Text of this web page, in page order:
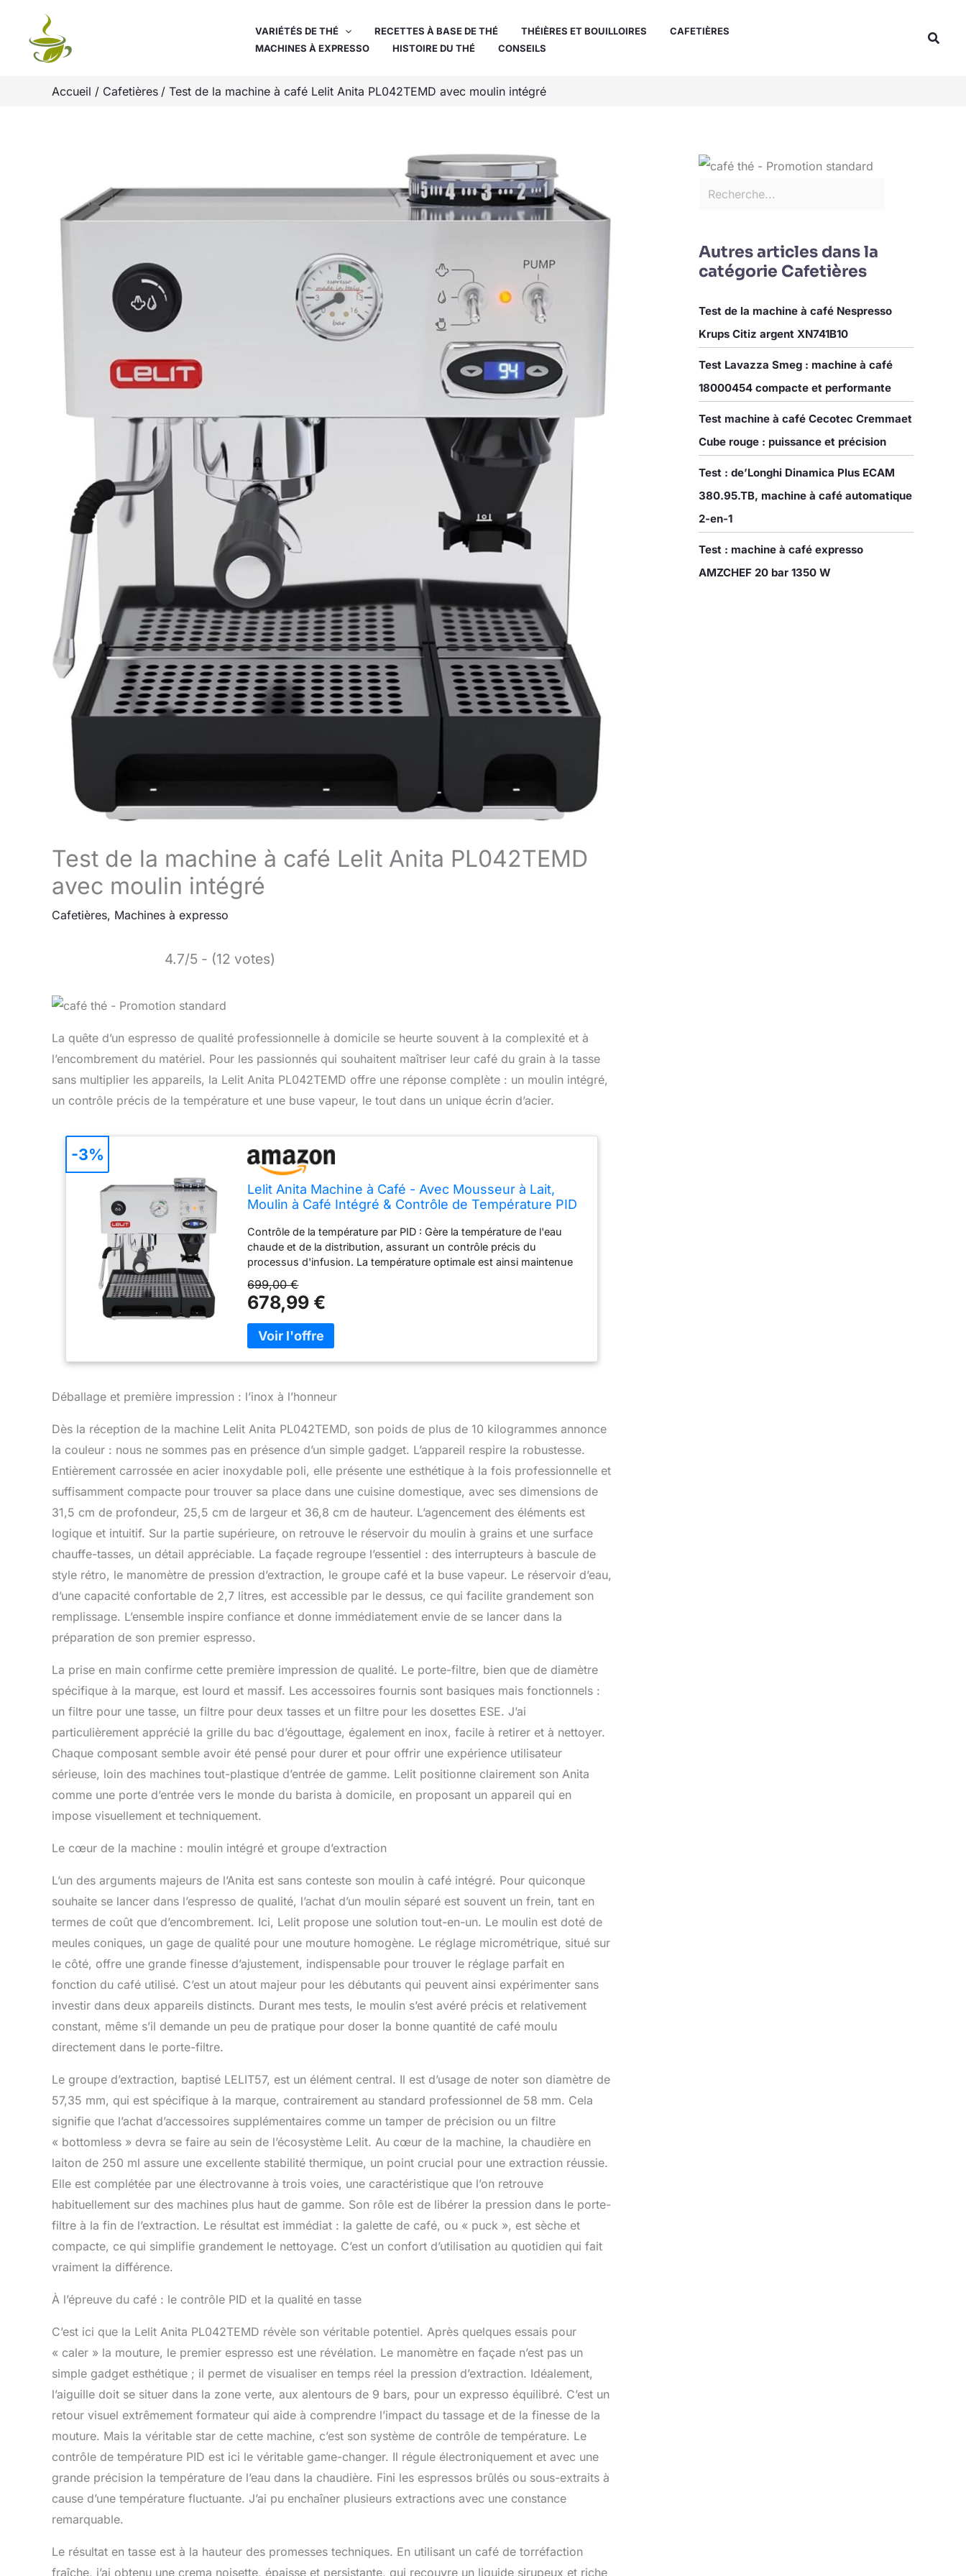
contenu
VARIÉTÉS DE THÉ RECETTES À BASE DE THÉ THÉIÈRES ET BOUILLOIRES
CAFETIÈRES
MACHINES À EXPRESSO
HISTOIRE DU THÉ CONSEILS
Accueil Cafetières Test de la machine à café Lelit Anita PL042TEMD avec moulin intégré
Test de la machine à café Lelit Anita PL042TEMD
avec moulin intégré
Cafetières, Machines à expresso
4.7/5 - (12 votes)
La quête d’un espresso de qualité professionnelle à domicile se heurte souvent à la complexité et à
l’encombrement du matériel. Pour les passionnés qui souhaitent maîtriser leur café du grain à la tasse
sans multiplier les appareils, la Lelit Anita PL042TEMD offre une réponse complète : un moulin intégré,
un contrôle précis de la température et une buse vapeur, le tout dans un unique écrin d’acier.
Lelit Anita Machine à Café - Avec Mousseur à Lait,
Moulin à Café Intégré & Contrôle de Température PID
Contrôle de la température par PID : Gère la température de l'eau
chaude et de la distribution, assurant un contrôle précis du
processus d'infusion. La température optimale est ainsi maintenue
d'un groupe d'infusion LELIT57, cette machine garantit un espresso
et une mousse de lait optimaux pour le cappuccino, le latte
macchiato et le moka, ainsi que de l'eau chaude pour l'americano et
le thé Mousseur à Lait : Équipé d'une buse vapeur multidirectionnelle
pour une mousse de lait parfaite dans les cappuccinos, les lattes et
les mokas, et fournit de l'eau chaude pour les Americanos, les thés
dotée d'un corps en acier inoxydable durable conçu pour une
permettant de vérifier facilement le niveau d'eau L'excellence
italienne : Fièrement fabriquées en Italie, toutes les machines à café
LELIT incarnent l'essence de l'artisanat italien, avec une technologie
avancée et des composants professionnels pour une véritable
expérience barista
699,00 €
678,99 €
-3%
Déballage et première impression : l’inox à l’honneur
Dès la réception de la machine Lelit Anita PL042TEMD, son poids de plus de 10 kilogrammes annonce
la couleur : nous ne sommes pas en présence d’un simple gadget. L’appareil respire la robustesse.
Entièrement carrossée en acier inoxydable poli, elle présente une esthétique à la fois professionnelle et
suffisamment compacte pour trouver sa place dans une cuisine domestique, avec ses dimensions de
31,5 cm de profondeur, 25,5 cm de largeur et 36,8 cm de hauteur. L’agencement des éléments est
logique et intuitif. Sur la partie supérieure, on retrouve le réservoir du moulin à grains et une surface
chauffe-tasses, un détail appréciable. La façade regroupe l’essentiel : des interrupteurs à bascule de
style rétro, le manomètre de pression d’extraction, le groupe café et la buse vapeur. Le réservoir d’eau,
d’une capacité confortable de 2,7 litres, est accessible par le dessus, ce qui facilite grandement son
remplissage. L’ensemble inspire confiance et donne immédiatement envie de se lancer dans la
préparation de son premier espresso.
La prise en main confirme cette première impression de qualité. Le porte-filtre, bien que de diamètre
spécifique à la marque, est lourd et massif. Les accessoires fournis sont basiques mais fonctionnels :
un filtre pour une tasse, un filtre pour deux tasses et un filtre pour les dosettes ESE. J’ai
particulièrement apprécié la grille du bac d’égouttage, également en inox, facile à retirer et à nettoyer.
Chaque composant semble avoir été pensé pour durer et pour offrir une expérience utilisateur
sérieuse, loin des machines tout-plastique d’entrée de gamme. Lelit positionne clairement son Anita
comme une porte d’entrée vers le monde du barista à domicile, en proposant un appareil qui en
impose visuellement et techniquement.
Le cœur de la machine : moulin intégré et groupe d’extraction
L’un des arguments majeurs de l’Anita est sans conteste son moulin à café intégré. Pour quiconque
souhaite se lancer dans l’espresso de qualité, l’achat d’un moulin séparé est souvent un frein, tant en
termes de coût que d’encombrement. Ici, Lelit propose une solution tout-en-un. Le moulin est doté de
meules coniques, un gage de qualité pour une mouture homogène. Le réglage micrométrique, situé sur
le côté, offre une grande finesse d’ajustement, indispensable pour trouver le réglage parfait en
fonction du café utilisé. C’est un atout majeur pour les débutants qui peuvent ainsi expérimenter sans
investir dans deux appareils distincts. Durant mes tests, le moulin s’est avéré précis et relativement
constant, même s’il demande un peu de pratique pour doser la bonne quantité de café moulu
directement dans le porte-filtre.
Le groupe d’extraction, baptisé LELIT57, est un élément central. Il est d’usage de noter son diamètre de
57,35 mm, qui est spécifique à la marque, contrairement au standard professionnel de 58 mm. Cela
signifie que l’achat d’accessoires supplémentaires comme un tamper de précision ou un filtre
« bottomless » devra se faire au sein de l’écosystème Lelit. Au cœur de la machine, la chaudière en
laiton de 250 ml assure une excellente stabilité thermique, un point crucial pour une extraction réussie.
Elle est complétée par une électrovanne à trois voies, une caractéristique que l’on retrouve
habituellement sur des machines plus haut de gamme. Son rôle est de libérer la pression dans le porte-
filtre à la fin de l’extraction. Le résultat est immédiat : la galette de café, ou « puck », est sèche et
compacte, ce qui simplifie grandement le nettoyage. C’est un confort d’utilisation au quotidien qui fait
vraiment la différence.
À l’épreuve du café : le contrôle PID et la qualité en tasse
C’est ici que la Lelit Anita PL042TEMD révèle son véritable potentiel. Après quelques essais pour
« caler » la mouture, le premier espresso est une révélation. Le manomètre en façade n’est pas un
simple gadget esthétique ; il permet de visualiser en temps réel la pression d’extraction. Idéalement,
l’aiguille doit se situer dans la zone verte, aux alentours de 9 bars, pour un expresso équilibré. C’est un
retour visuel extrêmement formateur qui aide à comprendre l’impact du tassage et de la finesse de la
mouture. Mais la véritable star de cette machine, c’est son système de contrôle de température. Le
contrôle de température PID est ici le véritable game-changer. Il régule électroniquement et avec une
grande précision la température de l’eau dans la chaudière. Fini les espressos brûlés ou sous-extraits à
cause d’une température fluctuante. J’ai pu enchaîner plusieurs extractions avec une constance
remarquable.
Le résultat en tasse est à la hauteur des promesses techniques. En utilisant un café de torréfaction
fraîche, j’ai obtenu une crema noisette, épaisse et persistante, qui recouvre un liquide sirupeux et riche
Autres articles dans la
catégorie Cafetières
Test de la machine à café Nespresso
Krups Citiz argent XN741B10
Test Lavazza Smeg : machine à café
18000454 compacte et performante
Test machine à café Cecotec Cremmaet
Cube rouge : puissance et précision
Test : de’Longhi Dinamica Plus ECAM
380.95.TB, machine à café automatique
2-en-1
Test : machine à café expresso
AMZCHEF 20 bar 1350 W